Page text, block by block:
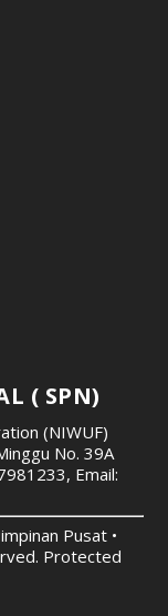
( SPN)
(NIWUF)
No. 39A
Email:
Pusat •
Protected